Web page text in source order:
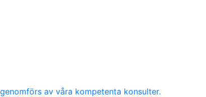
av våra kompetenta konsulter.